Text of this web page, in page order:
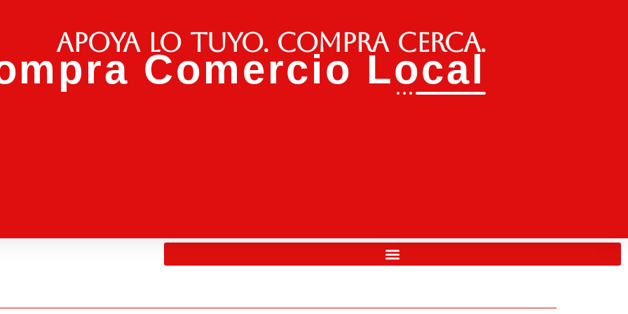
Apoya lo tuyo. Compra cerca.
Comercio Local